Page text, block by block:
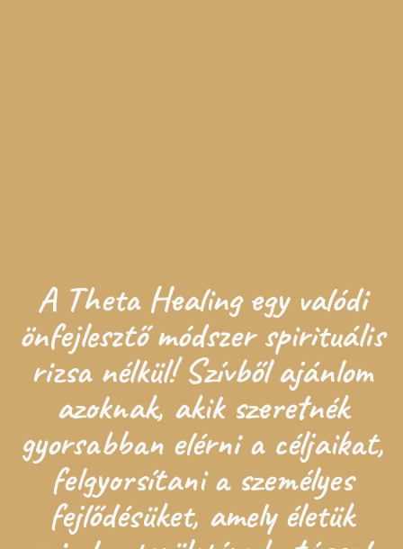
A Theta Healing egy valódi
önfejlesztő módszer spirituális
rizsa nélkül! Szívből ajánlom
azoknak, akik szeretnék
gyorsabban elérni a céljaikat,
felgyorsítani a személyes
fejlődésüket, amely életük